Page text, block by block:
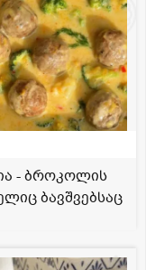
- ბროკოლის
ბავშვებსაც